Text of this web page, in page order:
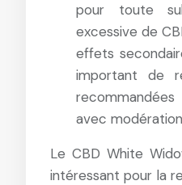
pour toute
excessive de
effets
important de
avec
Le CBD White
intéressant pour la